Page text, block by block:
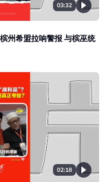
03:32
州希盟拉响警报 与槟巫统
02:18